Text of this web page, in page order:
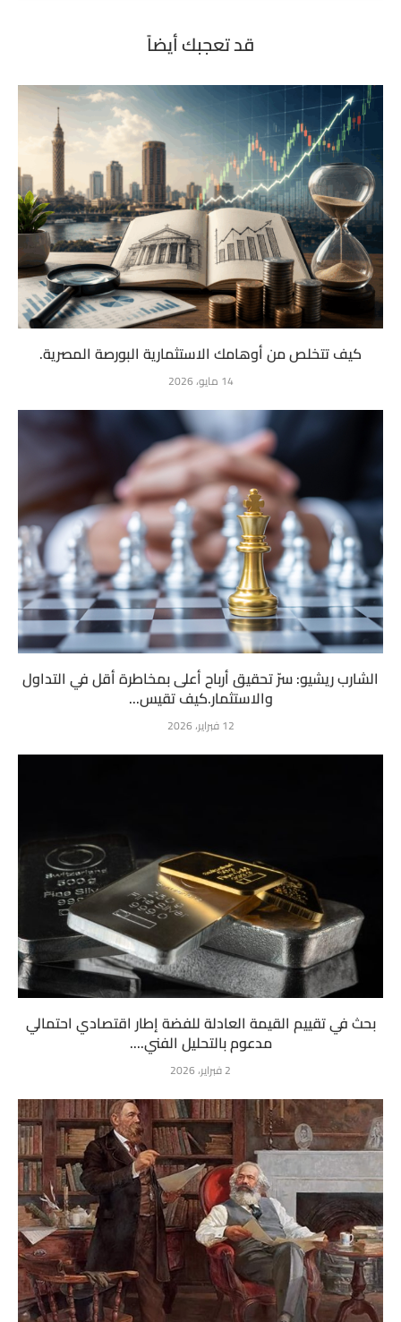
قد تعجبك أيضاً
كيف تتخلص من أوهامك الاستثمارية البورصة المصرية.
14 مايو، 2026
الشارب ريشيو: سرّ تحقيق أرباح أعلى بمخاطرة أقل في التداول
والاستثمار.كيف تقيس...
12 فبراير، 2026
بحث في تقييم القيمة العادلة للفضة إطار اقتصادي احتمالي
مدعوم بالتحليل الفني....
2 فبراير، 2026